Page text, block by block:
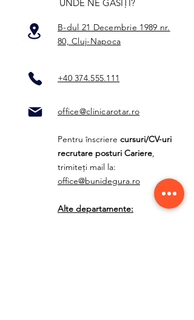
UNDE NE GĂSIȚI?
B-dul 21 Decembrie 1989 nr.
80, Cluj-Napoca
+40 374.555.111
office@clinicarotar.ro
Pentru înscriere cursuri/CV-uri
recrutare posturi Cariere,
trimiteți mail la:
office@bunidegura.ro
Alte departamente: